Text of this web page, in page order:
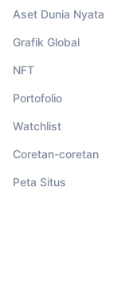
Aset Dunia Nyata
Grafik Global
NFT
Portofolio
Watchlist
Coretan-coretan
Peta Situs